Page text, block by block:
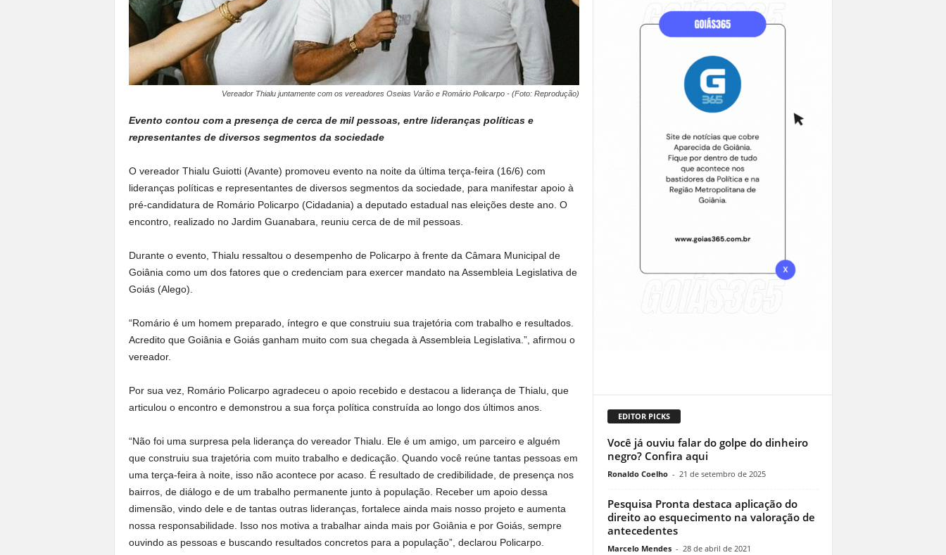
Vereador Thialu juntamente com os vereadores Oseias Varão e Romário Policarpo - (Foto: Reprodução)
Evento contou com a presença de cerca de mil pessoas, entre lideranças políticas e
representantes de diversos segmentos da sociedade
O vereador Thialu Guiotti (Avante) promoveu evento na noite da última terça-feira (16/6) com
lideranças políticas e representantes de diversos segmentos da sociedade, para manifestar apoio à
pré-candidatura de Romário Policarpo (Cidadania) a deputado estadual nas eleições deste ano. O
encontro, realizado no Jardim Guanabara, reuniu cerca de de mil pessoas.
Durante o evento, Thialu ressaltou o desempenho de Policarpo à frente da Câmara Municipal de
Goiânia como um dos fatores que o credenciam para exercer mandato na Assembleia Legislativa de
Goiás (Alego).
“Romário é um homem preparado, íntegro e que construiu sua trajetória com trabalho e resultados.
Acredito que Goiânia e Goiás ganham muito com sua chegada à Assembleia Legislativa.”, afirmou o
vereador.
Por sua vez, Romário Policarpo agradeceu o apoio recebido e destacou a liderança de Thialu, que
articulou o encontro e demonstrou a sua força política construída ao longo dos últimos anos.
“Não foi uma surpresa pela liderança do vereador Thialu. Ele é um amigo, um parceiro e alguém
que construiu sua trajetória com muito trabalho e dedicação. Quando você reúne tantas pessoas em
uma terça-feira à noite, isso não acontece por acaso. É resultado de credibilidade, de presença nos
bairros, de diálogo e de um trabalho permanente junto à população. Receber um apoio dessa
dimensão, vindo dele e de tantas outras lideranças, fortalece ainda mais nosso projeto e aumenta
nossa responsabilidade. Isso nos motiva a trabalhar ainda mais por Goiânia e por Goiás, sempre
ouvindo as pessoas e buscando resultados concretos para a população”, declarou Policarpo.
EDITOR PICKS
Você já ouviu falar do golpe do dinheiro
negro? Confira aqui
Ronaldo Coelho - 21 de setembro de 2025
Pesquisa Pronta destaca aplicação do
direito ao esquecimento na valoração de
antecedentes
Marcelo Mendes - 28 de abril de 2021